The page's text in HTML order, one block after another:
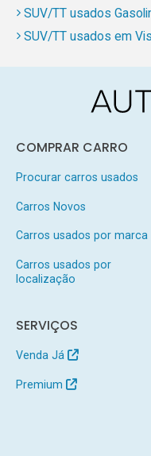
SUV/TT usados
SUV/TT usados em
COMPRAR CARRO
Procurar carros usados
Carros Novos
Carros usados por marca
Carros usados por
localização
SERVIÇOS
Venda Já
Premium